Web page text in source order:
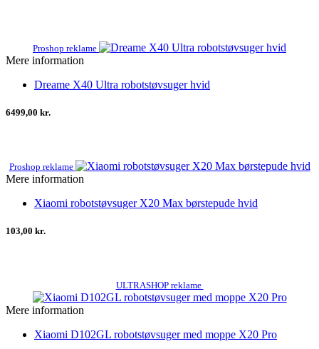
Proshop reklame
Mere information
Dreame X40 Ultra robotstøvsuger hvid
6499,00 kr.
Proshop reklame
Mere information
Xiaomi robotstøvsuger X20 Max børstepude hvid
103,00 kr.
ULTRASHOP reklame
Mere information
Xiaomi D102GL robotstøvsuger med moppe X20 Pro